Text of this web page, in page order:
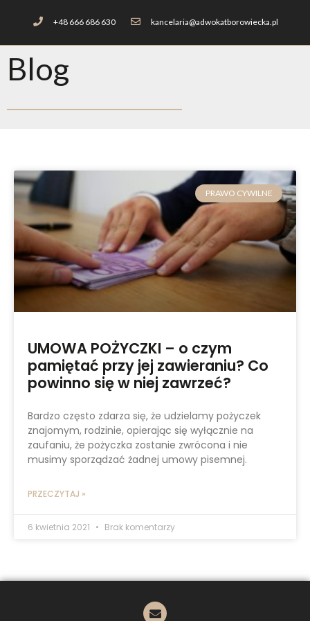
+48 666 686 630 kancelaria@adwokatborowiecka.pl
Blog
PRAWO CYWILNE
UMOWA POŻYCZKI – o czym
pamiętać przy jej zawieraniu? Co
powinno się w niej zawrzeć?
Bardzo często zdarza się, że udzielamy pożyczek
znajomym, rodzinie, opierając się wyłącznie na
zaufaniu, że pożyczka zostanie zwrócona i nie
musimy sporządzać żadnej umowy pisemnej.
PRZECZYTAJ »
6 kwietnia 2021 Brak komentarzy